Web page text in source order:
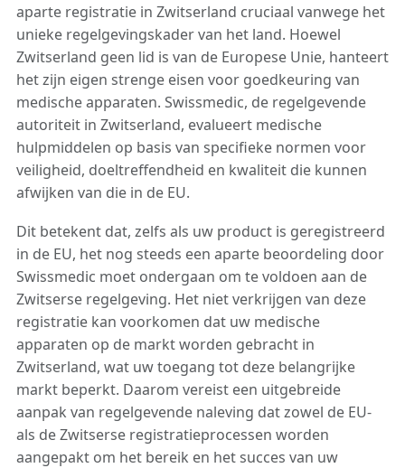
aparte registratie in Zwitserland cruciaal vanwege het
unieke regelgevingskader van het land. Hoewel
Zwitserland geen lid is van de Europese Unie, hanteert
het zijn eigen strenge eisen voor goedkeuring van
medische apparaten. Swissmedic, de regelgevende
autoriteit in Zwitserland, evalueert medische
hulpmiddelen op basis van specifieke normen voor
veiligheid, doeltreffendheid en kwaliteit die kunnen
afwijken van die in de EU.
Dit betekent dat, zelfs als uw product is geregistreerd
in de EU, het nog steeds een aparte beoordeling door
Swissmedic moet ondergaan om te voldoen aan de
Zwitserse regelgeving. Het niet verkrijgen van deze
registratie kan voorkomen dat uw medische
apparaten op de markt worden gebracht in
Zwitserland, wat uw toegang tot deze belangrijke
markt beperkt. Daarom vereist een uitgebreide
aanpak van regelgevende naleving dat zowel de EU-
als de Zwitserse registratieprocessen worden
aangepakt om het bereik en het succes van uw